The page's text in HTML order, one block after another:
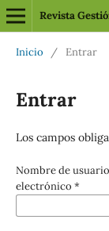
Revista
Inicio / Entrar
Entrar
Los campos
Nombre de
electrónico *